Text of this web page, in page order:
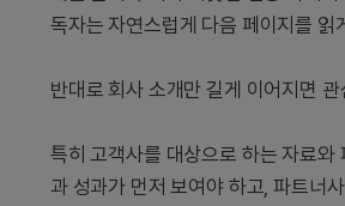
독자는 자연스럽게 다음 페이지를 읽
반대로 회사 소개만 길게 이어지면
특히 고객사를 대상으로 하는 자료와
과 성과가 먼저 보여야 하고, 파트너